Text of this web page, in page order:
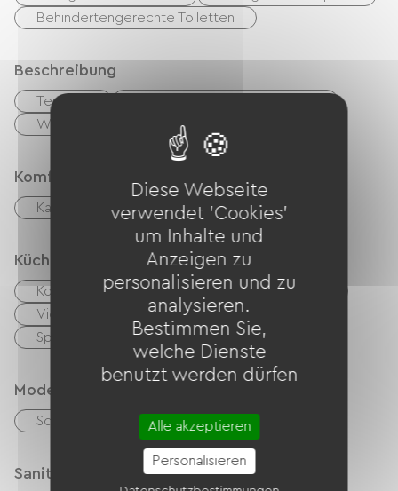
Behindertengerechte Toiletten
Beschreibung
Terrasse
Wohnzimmer / Aufenthaltsraum
Komfort
Kamin
Küche
Kochnische Cuisinière
Mikrowelle
Vier
Hotte strebt
Kühlschrank
Spülmaschine
Congélateur
Modes de paiement
Schecks Bargeld Paypal
Sanitäranlagen
Diese Webseite
verwendet 'Cookies'
um Inhalte und
Anzeigen zu
personalisieren und zu
analysieren.
Bestimmen Sie,
welche Dienste
benutzt werden dürfen
Alle akzeptieren
Personalisieren